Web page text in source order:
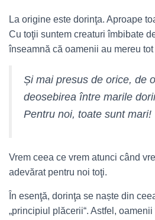
La origine este dorinţa. Aproape
Cu toţii suntem creaturi îmbibate
înseamnă că oamenii au mereu
Și mai presus de orice, de
deosebirea între marile
Pentru noi, toate sunt mari!
Vrem ceea ce vrem atunci când
adevărat pentru noi toţi.
În esenţă, dorinţa se naște din
„principiul plăcerii“. Astfel,